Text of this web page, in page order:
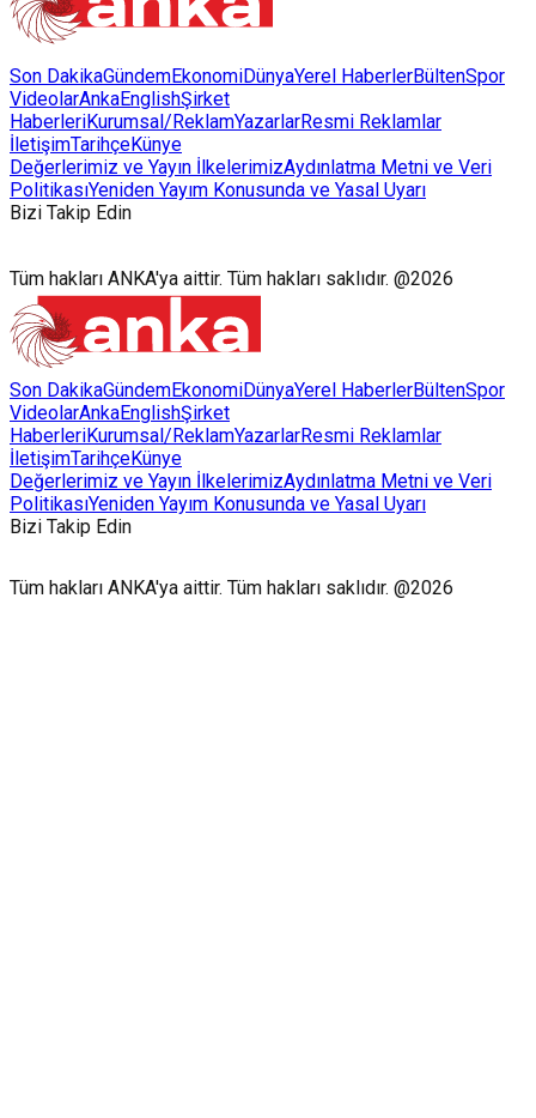
Son DakikaGündemEkonomiDünyaYerel HaberlerBültenSpor
VideolarAnkaEnglishŞirket
HaberleriKurumsal/ReklamYazarlarResmi Reklamlar
İletişimTarihçeKünye
Değerlerimiz ve Yayın İlkelerimizAydınlatma Metni ve Veri
PolitikasıYeniden Yayım Konusunda ve Yasal Uyarı
Bizi Takip Edin
Tüm hakları ANKA'ya aittir. Tüm hakları saklıdır. @2026
Son DakikaGündemEkonomiDünyaYerel HaberlerBültenSpor
VideolarAnkaEnglishŞirket
HaberleriKurumsal/ReklamYazarlarResmi Reklamlar
İletişimTarihçeKünye
Değerlerimiz ve Yayın İlkelerimizAydınlatma Metni ve Veri
PolitikasıYeniden Yayım Konusunda ve Yasal Uyarı
Bizi Takip Edin
Tüm hakları ANKA'ya aittir. Tüm hakları saklıdır. @2026